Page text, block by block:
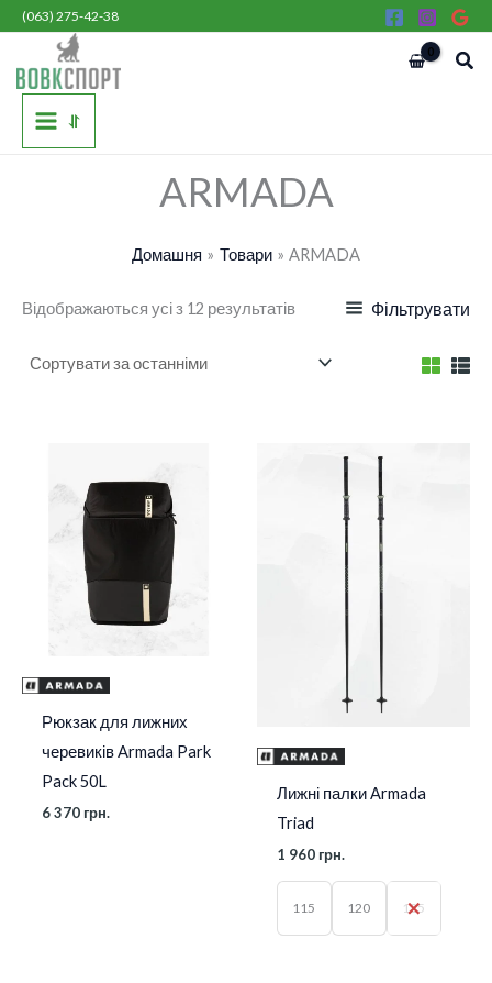
Перейти
вмісту
(063) 275-42-38
⥯
ARMADA
Домашня Товари ARMADA
Відображаються усі з 12 результатів
останнім
Фільтрувати
Рюкзак для лижних
черевиків Armada Park
Pack 50L
6 370 грн.
Лижні палки Armada
Triad
1 960 грн.
115 120 125